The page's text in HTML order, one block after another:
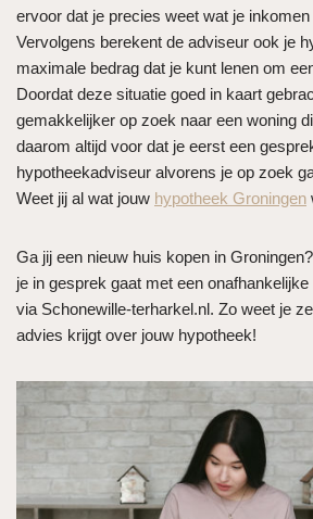
ervoor dat je precies weet wat je
Vervolgens berekent de adviseur ook je
maximale bedrag dat je kunt lenen om
Doordat deze situatie goed in kaart
gemakkelijker op zoek naar een woning
daarom altijd voor dat je eerst een
hypotheekadviseur alvorens je op zoek
Weet jij al wat jouw hypotheek Groningen
Ga jij een nieuw huis kopen in
je in gesprek gaat met een
via Schonewille-terharkel.nl. Zo weet je
advies krijgt over jouw hypotheek!